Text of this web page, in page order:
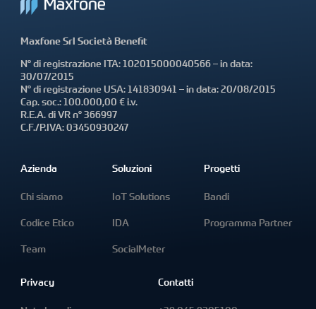
Maxfone Srl Società Benefit
N° di registrazione ITA: 102015000040566 – in data:
30/07/2015
N° di registrazione USA: 141830941 – in data: 20/08/2015
Cap. soc.: 100.000,00 € i.v.
R.E.A. di VR n° 366997
C.F./P.IVA: 03450930247
Azienda
Chi siamo
Codice Etico
Team
Soluzioni
IoT Solutions
IDA
SocialMeter
Progetti
Bandi
Programma Partner
Privacy Contatti